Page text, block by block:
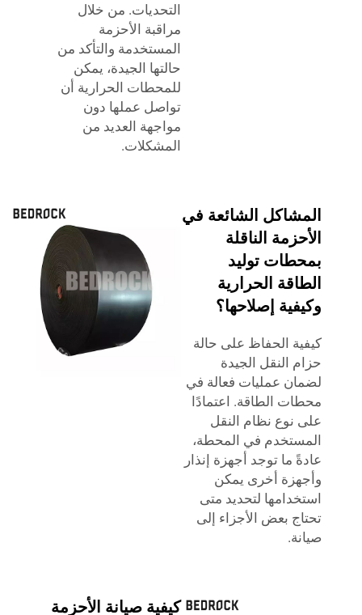
التحديات. من خلال
مراقبة الأحزمة
المستخدمة والتأكد من
حالتها الجيدة، يمكن
للمحطات الحرارية أن
تواصل عملها دون
مواجهة العديد من
المشكلات.
المشاكل الشائعة في
الأحزمة الناقلة
بمحطات توليد
الطاقة الحرارية
وكيفية إصلاحها؟
كيفية الحفاظ على حالة
حزام النقل الجيدة
لضمان عمليات فعالة في
محطات الطاقة. اعتمادًا
على نوع نظام النقل
المستخدم في المحطة،
عادةً ما توجد أجهزة إنذار
وأجهزة أخرى يمكن
استخدامها لتحديد متى
تحتاج بعض الأجزاء إلى
صيانة.
كيفية صيانة الأحزمة